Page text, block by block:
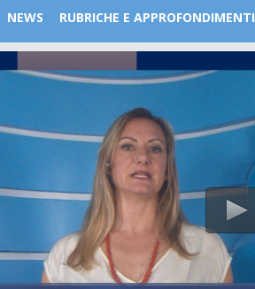
NEWS RUBRICHE E APPROFONDIMENTI